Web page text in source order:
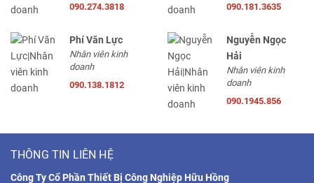
090.274.3818
090.181.3635
Phí Văn Lực
Nhân viên kinh
doanh
090.138.1812
Nguyễn Ngọc
Hải
Nhân viên kinh
doanh
090.1945.856
THÔNG TIN LIÊN HỆ
Công Ty Cổ Phần Thiết Bị Công Nghiệp Hữu Hồng